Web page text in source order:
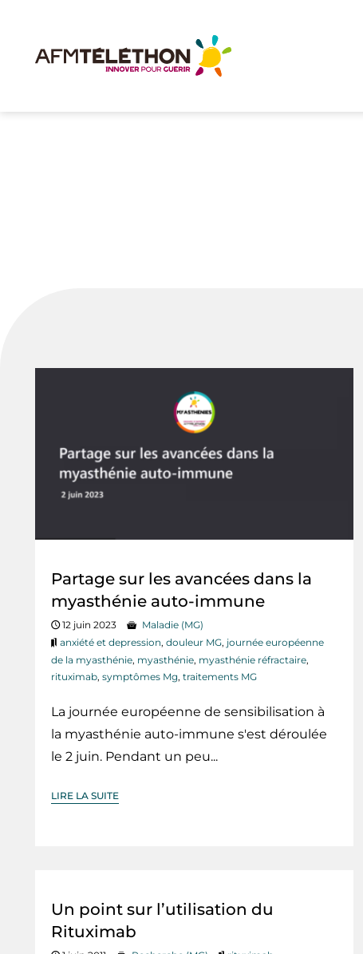
Partage sur les avancées dans la
myasthénie auto-immune
12 juin 2023
Maladie (MG)
anxiété et depression, douleur MG, journée européenne
de la myasthénie, myasthénie, myasthénie réfractaire,
rituximab, symptômes Mg, traitements MG
La journée européenne de sensibilisation à
la myasthénie auto-immune s'est déroulée
le 2 juin. Pendant un peu...
LIRE LA SUITE
Un point sur l’utilisation du
Rituximab